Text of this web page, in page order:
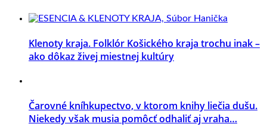
Klenoty kraja. Folklór Košického kraja trochu inak –
ako dôkaz živej miestnej kultúry
Čarovné kníhkupectvo, v ktorom knihy liečia dušu.
Niekedy však musia pomôcť odhaliť aj vraha…